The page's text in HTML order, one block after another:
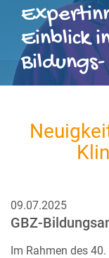
Einblick
Bildungs-
09.07.2025
GBZ-
Im Rahmen des